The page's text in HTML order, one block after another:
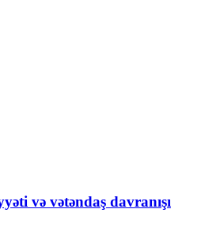
və vətəndaş davranışı